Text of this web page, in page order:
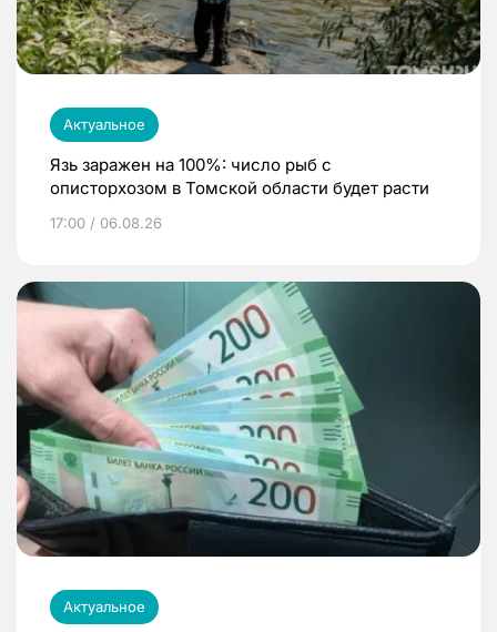
Актуальное
Язь заражен на 100%: число рыб с
описторхозом в Томской области будет расти
17:00 / 06.08.26
Актуальное